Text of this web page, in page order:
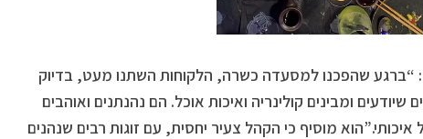
שהפכנו למסעדה כשרה, הלקוחות השתנו מעט, בדיוק
שיודעים ומבינים קולינריה ואיכות אוכל. הם נהנתנים ואוהבים
איכותי.”הוא מוסיף כי הקהל צעיר יחסית, עם זוגות רבים שנהנים